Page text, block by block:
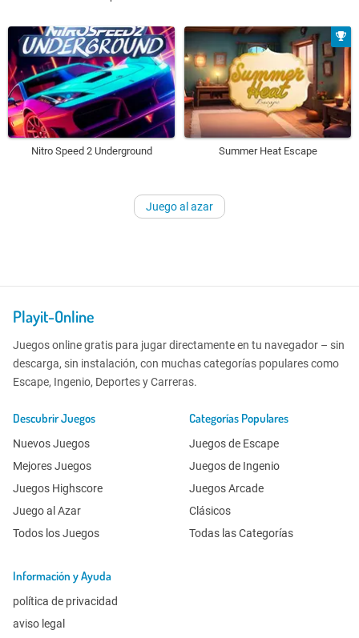
Nitro Speed 2 Underground Summer Heat Escape
Juego al azar
Playit-Online
Juegos online gratis para jugar directamente en tu navegador – sin
descarga, sin instalación, con muchas categorías populares como
Escape, Ingenio, Deportes y Carreras.
Descubrir Juegos
Nuevos Juegos
Mejores Juegos
Juegos Highscore
Juego al Azar
Todos los Juegos
Categorías Populares
Juegos de Escape
Juegos de Ingenio
Juegos Arcade
Clásicos
Todas las Categorías
Información y Ayuda
política de privacidad
aviso legal